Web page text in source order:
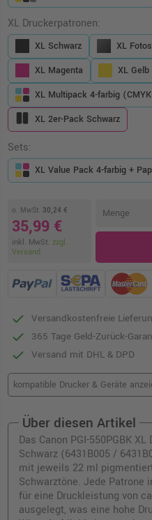
XL Druckerpatronen:
XL Schwarz XL
XL Magenta
XL Gelb
XL Multipack 4-farbig
XL 2er-Pack Schwarz
Sets:
XL Value Pack 4-farbig +
o. MwSt. 30,24 €
35,99 €
inkl. MwSt. zzgl.
Versand
Menge
Versandkostenfreie
365 Tage Geld-Zurück-
Versand mit DHL & DPD
kompatible Drucker & Geräte
Über diesen Artikel
Das Canon PGI-550PGBK
Schwarz (6431B005 /
mit jeweils 22 ml
Schwarztöne. Jede Patrone
für eine Druckleistung von
ausgelegt, was eine hohe